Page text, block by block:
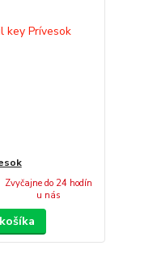
Zvyčajne do 24 hodín
u nás